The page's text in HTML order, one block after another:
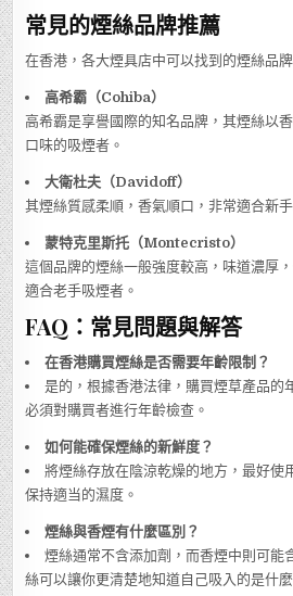
常見的煙絲品牌推薦
在香港，各大煙具店中可以找到的煙絲品牌
高希霸（Cohiba）
高希霸是享譽國際的知名品牌，其煙絲以
口味的吸煙者。
大衛杜夫（Davidoff）
其煙絲質感柔順，香氣順口，非常適合新
蒙特克里斯托（Montecristo）
這個品牌的煙絲一般強度較高，味道濃厚
適合老手吸煙者。
FAQ：常見問題與解答
在香港購買煙絲是否需要年齡限制？
是的，根據香港法律，購買煙草產品的
必須對購買者進行年齡檢查。
如何能確保煙絲的新鮮度？
將煙絲存放在陰涼乾燥的地方，最好使
保持適当的濕度。
煙絲與香煙有什麼區別？
煙絲通常不含添加劑，而香煙中則可能
絲可以讓你更清楚地知道自己吸入的是什麼